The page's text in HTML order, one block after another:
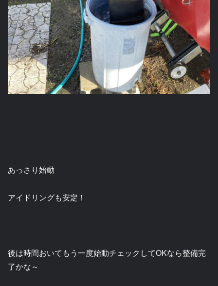
あっさり始動
アイドリングも安定！
後は時間おいてもう一度始動チェックしてOKなら整備完
了かな～